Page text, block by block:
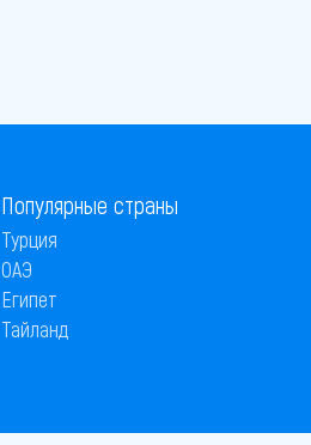
Популярные страны
Турция
ОАЭ
Египет
Тайланд